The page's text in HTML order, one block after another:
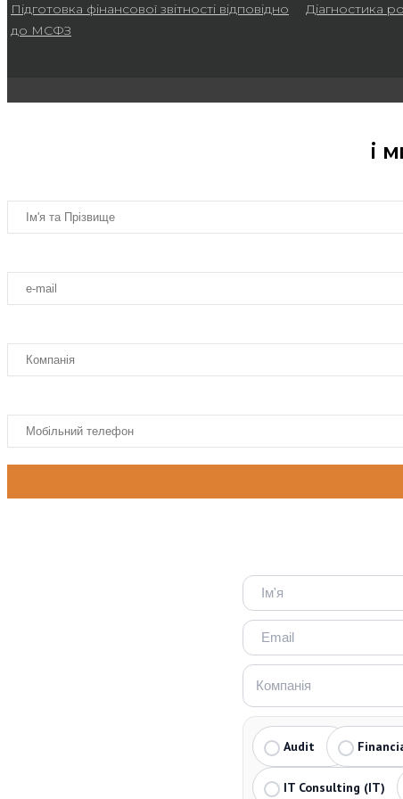
Підготовка фінансової звітності відповідно
до МСФЗ
Діагностика
і
Audit
IT Consulting (IT)